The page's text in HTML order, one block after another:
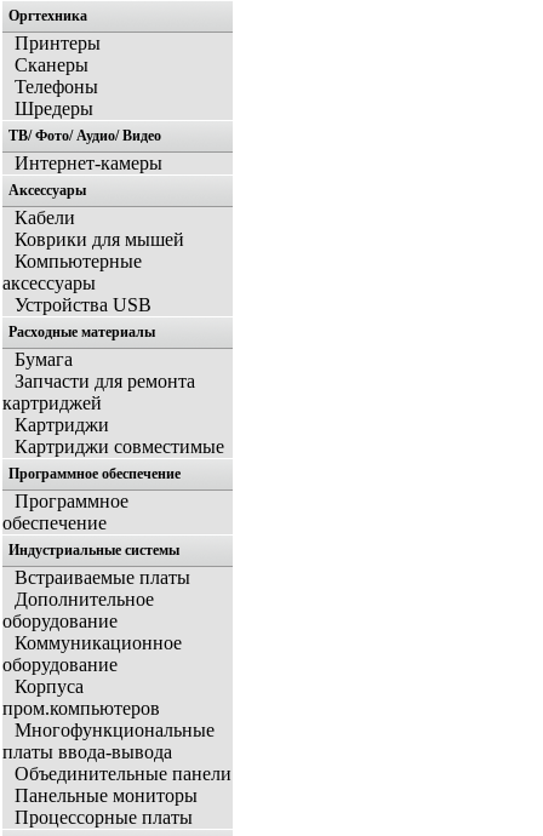
Оргтехника
Принтеры
Сканеры
Телефоны
Шредеры
ТВ/ Фото/ Аудио/ Видео
Интернет-камеры
Аксессуары
Кабели
Коврики для мышей
Компьютерные
аксессуары
Устройства USB
Расходные материалы
Бумага
Запчасти для ремонта
картриджей
Картриджи
Картриджи совместимые
Программное обеспечение
Программное
обеспечение
Индустриальные системы
Встраиваемые платы
Дополнительное
оборудование
Коммуникационное
оборудование
Корпуса
пром.компьютеров
Многофункциональные
платы ввода-вывода
Объединительные панели
Панельные мониторы
Процессорные платы